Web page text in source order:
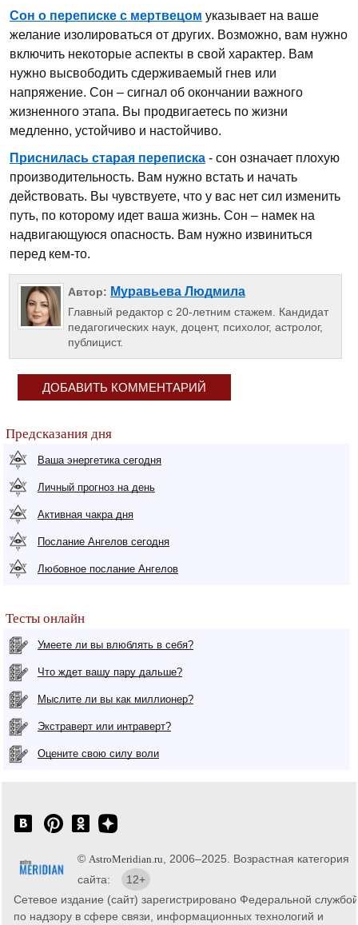
Сон о переписке с мертвецом указывает на ваше
желание изолироваться от других. Возможно, вам нужно
включить некоторые аспекты в свой характер. Вам
нужно высвободить сдерживаемый гнев или
напряжение. Сон – сигнал об окончании важного
жизненного этапа. Вы продвигаетесь по жизни
медленно, устойчиво и настойчиво.
Приснилась старая переписка - сон означает плохую
производительность. Вам нужно встать и начать
действовать. Вы чувствуете, что у вас нет сил изменить
путь, по которому идет ваша жизнь. Сон – намек на
надвигающуюся опасность. Вам нужно извиниться
перед кем-то.
Автор: Муравьева Людмила
Главный редактор с 20-летним стажем. Кандидат
педагогических наук, доцент, психолог, астролог,
публицист.
ДОБАВИТЬ КОММЕНТАРИЙ
Предсказания дня
Ваша энергетика сегодня
Личный прогноз на день
Активная чакра дня
Послание Ангелов сегодня
Любовное послание Ангелов
Тесты онлайн
Умеете ли вы влюблять в себя?
Что ждет вашу пару дальше?
Мыслите ли вы как миллионер?
Экстраверт или интраверт?
Оцените свою силу воли
© AstroMeridian.ru , 2006–2025. Возрастная категория
сайта:
12+
Сетевое издание (сайт) зарегистрировано Федеральной службой
по надзору в сфере связи, информационных технологий и